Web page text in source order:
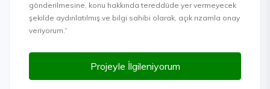
gönderilmesine, konu hakkında tereddüde yer vermeyecek
şekilde aydınlatılmış ve bilgi sahibi olarak, açık rızamla onay
veriyorum.”
Projeyle İlgileniyorum